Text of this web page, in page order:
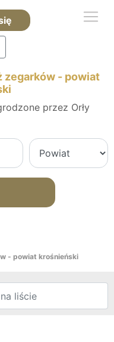
zegarków - powiat
przez Orły
- powiat krośnieński